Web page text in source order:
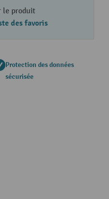
le produit
des favoris
Protection des données
sécurisée